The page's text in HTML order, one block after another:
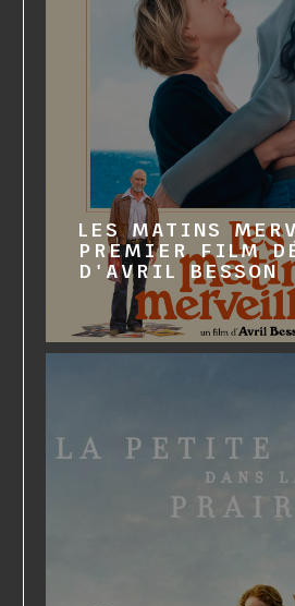
LES MATINS
PREMIER FILM
D'AVRIL BESSON